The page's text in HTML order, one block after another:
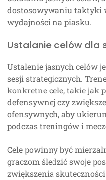
dostosowywaniu taktyki
wydajności na piasku.
Ustalanie celów dla
Ustalenie jasnych celów
sesji strategicznych.
konkretne cele, takie jak
defensywnej czy
ofensywnych, aby
podczas treningów i
Cele powinny być
graczom śledzić swoje
zwiększenia